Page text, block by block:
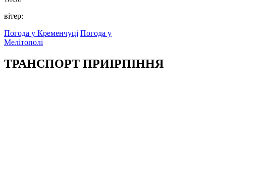
вітер:
Погода у Кременчуці Погода у
Мелітополі
ТРАНСПОРТ ПРИІРПІННЯ